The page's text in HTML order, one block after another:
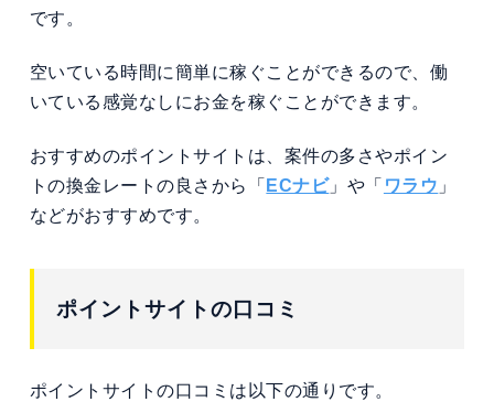
です。
空いている時間に簡単に稼ぐことができるので、働
いている感覚なしにお金を稼ぐことができます。
おすすめのポイントサイトは、案件の多さやポイン
トの換金レートの良さから「 ECナビ」や「 ワラウ 」
などがおすすめです。
ポイントサイトの口コミ
ポイントサイトの口コミは以下の通りです。